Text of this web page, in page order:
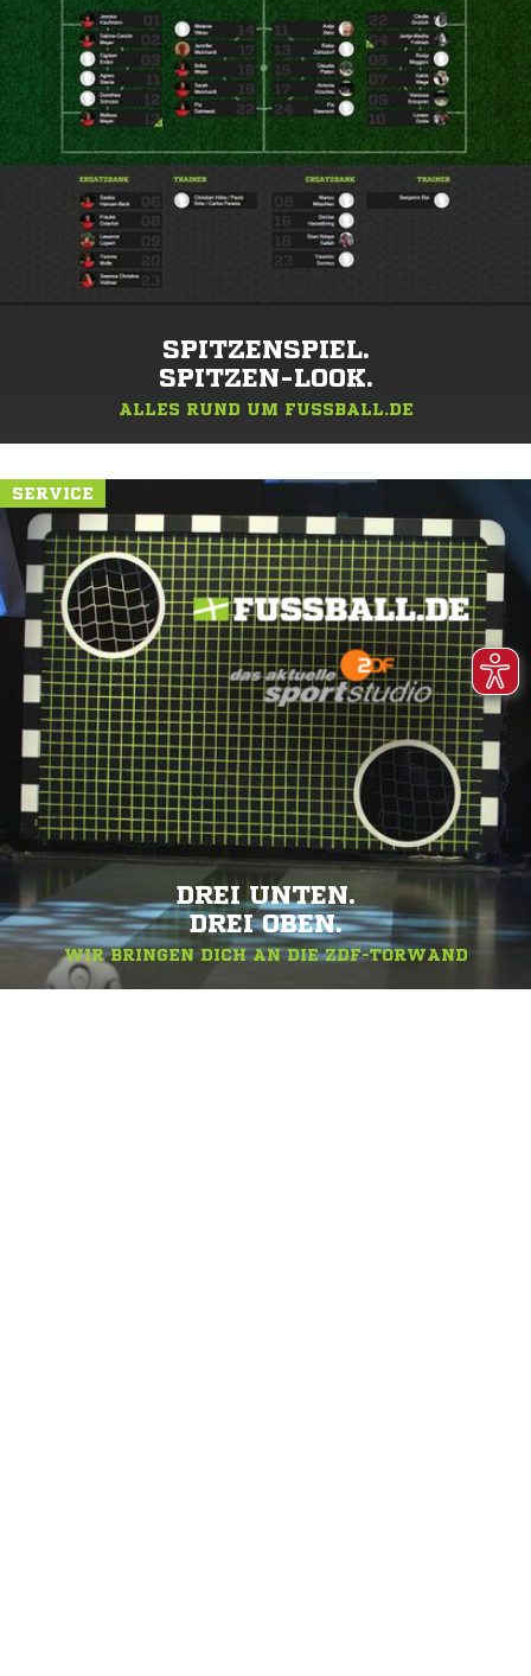
SPITZENSPIEL.
SPITZEN-LOOK.
ALLES RUND UM FUSSBALL.DE
SERVICE
DREI UNTEN.
DREI OBEN.
WIR BRINGEN DICH AN DIE ZDF-TORWAND